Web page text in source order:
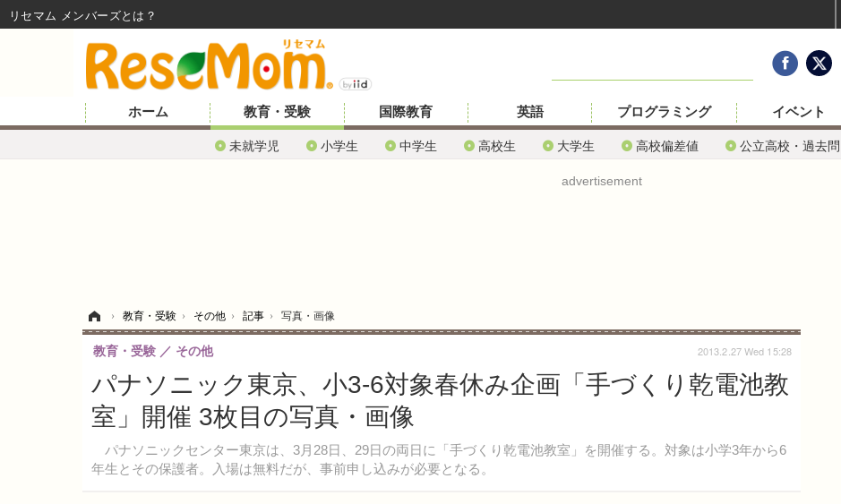
ホーム 教育・受験
未就学児 小学生 中学生 高校生 大学生 高校偏差値 公立高校・過去問
国際教育 英語 プログラミング イベント
advertisement
› 教育・受験 › その他 › 記事 › 写真・画像
パナソニック東京、小3-6対象春休み企画「手づくり乾電池教
室」開催 3枚目の写真・画像
パナソニックセンター東京は、3月28日、29日の両日に「手づくり乾電池教室」を開催する。対象は小学3年から6
年生とその保護者。入場は無料だが、事前申し込みが必要となる。
教育・受験 その他 2013.2.27 Wed 15:28
リセマム メンバーズ